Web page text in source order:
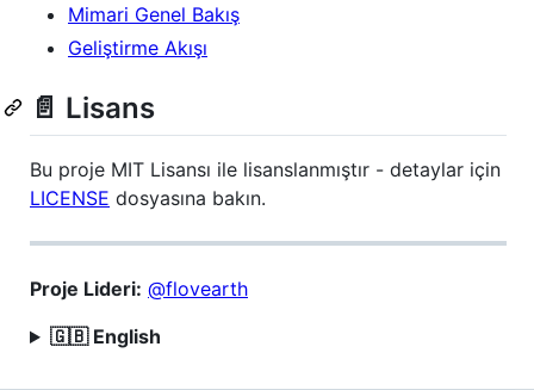
Mimari Genel Bakış
Geliştirme Akışı
📄 Lisans
Bu proje MIT Lisansı ile lisanslanmıştır - detaylar için
LICENSE dosyasına bakın.
Proje Lideri: @flovearth
🇬🇧 English